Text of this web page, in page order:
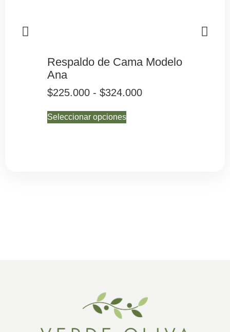
Respaldo de Cama Modelo
Ana
$225.000 - $324.000
Seleccionar opciones